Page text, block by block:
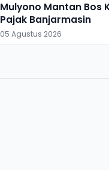
Mulyono Mantan Bos
Pajak Banjarmasin
05 Agustus 2026